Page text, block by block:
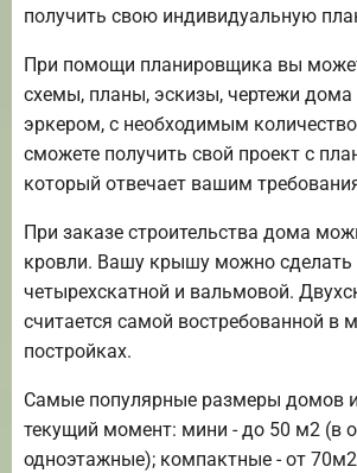
получить свою индивидуальную
При помощи планировщика вы
схемы, планы, эскизы, чертежи
эркером, с необходимым
сможете получить свой проект с
который отвечает вашим
При заказе строительства дома
кровли. Вашу крышу можно сделать
четырехскатной и вальмовой.
считается самой востребованной в
постройках.
Самые популярные размеры домов
текущий момент: мини - до 50 м2 (в
одноэтажные); компактные - от